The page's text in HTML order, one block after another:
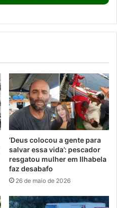
‘Deus colocou a gente para
salvar essa vida’: pescador
resgatou mulher em Ilhabela
faz desabafo
26 de maio de 2026